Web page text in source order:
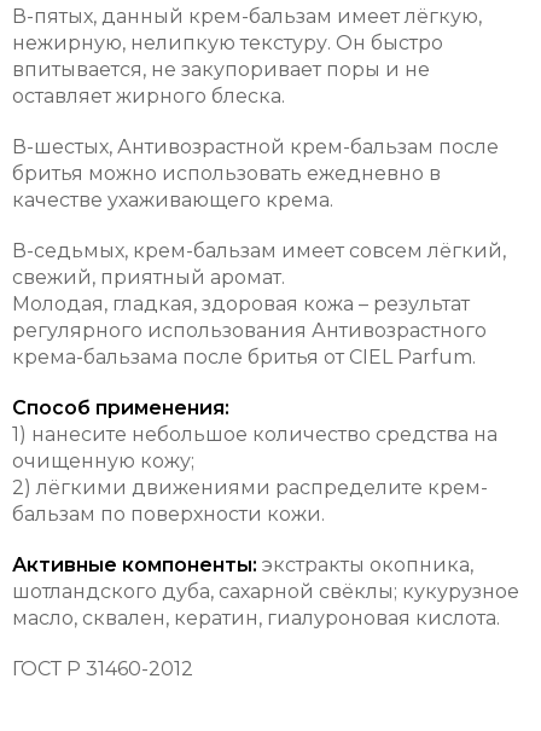
В-пятых, данный крем-бальзам имеет лёгкую,
нежирную, нелипкую текстуру. Он быстро
впитывается, не закупоривает поры и не
оставляет жирного блеска.
В-шестых, Антивозрастной крем-бальзам после
бритья можно использовать ежедневно в
качестве ухаживающего крема.
В-седьмых, крем-бальзам имеет совсем лёгкий,
свежий, приятный аромат.
Молодая, гладкая, здоровая кожа – результат
регулярного использования Антивозрастного
крема-бальзама после бритья от CIEL Parfum.
Способ применения:
1) нанесите небольшое количество средства на
очищенную кожу;
2) лёгкими движениями распределите крем-
бальзам по поверхности кожи.
Активные компоненты: экстракты окопника,
шотландского дуба, сахарной свёклы; кукурузное
масло, сквален, кератин, гиалуроновая кислота.
ГОСТ Р 31460-2012